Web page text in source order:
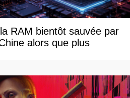
RAM bientôt sauvée par
alors que plus